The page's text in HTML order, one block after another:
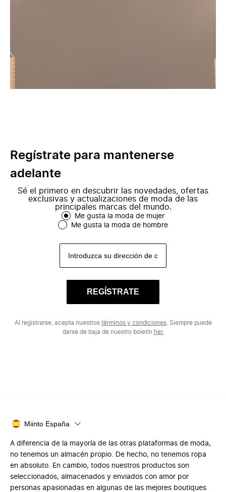
Regístrate para mantenerse
adelante
Sé el primero en descubrir las novedades, ofertas
exclusivas y actualizaciones de moda de las
principales marcas del mundo.
Me gusta la moda de mujer
Me gusta la moda de hombre
REGÍSTRATE
Al registrarse, acepta nuestros términos y condiciones. Siempre puede
darse de baja de nuestro boletín her.
Miinto España
A diferencia de la mayoría de las otras plataformas de moda,
no tenemos un almacén propio. De hecho, no tenemos ropa
en absoluto. En cambio, todos nuestros productos son
seleccionados, almacenados y enviados con amor por
personas apasionadas en algunas de las mejores boutiques